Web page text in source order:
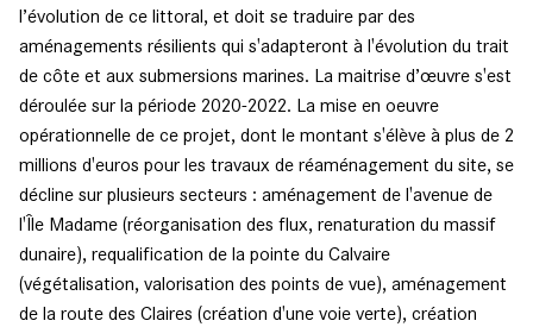
l’évolution de ce littoral, et doit se traduire par des
aménagements résilients qui s'adapteront à l'évolution du trait
de côte et aux submersions marines. La maitrise d’œuvre s'est
déroulée sur la période 2020-2022. La mise en oeuvre
opérationnelle de ce projet, dont le montant s'élève à plus de 2
millions d'euros pour les travaux de réaménagement du site, se
décline sur plusieurs secteurs : aménagement de l'avenue de
l'Île Madame (réorganisation des flux, renaturation du massif
dunaire), requalification de la pointe du Calvaire
(végétalisation, valorisation des points de vue), aménagement
de la route des Claires (création d'une voie verte), création